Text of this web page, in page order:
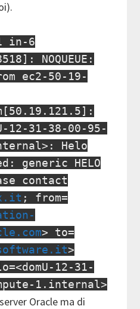
in-6
NOQUEUE:
ec2-50-19-
12-31-38-00-95-
Helo
generic HELO
contact
; from=
> to=
>
12-31-
1.internal>
Oracle ma di